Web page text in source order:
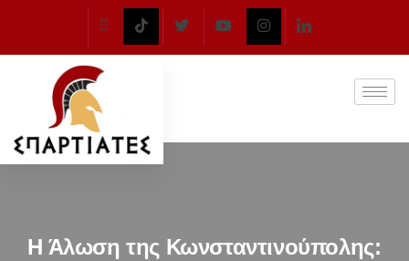
Η Άλωση της Κωνσταντινούπολης: